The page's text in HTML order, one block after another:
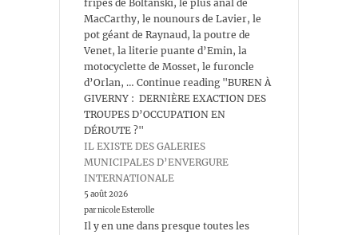
fripes de Boltanski, le plus anal de
MacCarthy, le nounours de Lavier, le
pot géant de Raynaud, la poutre de
Venet, la literie puante d’Emin, la
motocyclette de Mosset, le furoncle
d’Orlan, … Continue reading "BUREN À
GIVERNY : DERNIÈRE EXACTION DES
TROUPES D’OCCUPATION EN
DÉROUTE ?"
IL EXISTE DES GALERIES
MUNICIPALES D’ENVERGURE
INTERNATIONALE
5 août 2026
par nicole Esterolle
Il y en une dans presque toutes les